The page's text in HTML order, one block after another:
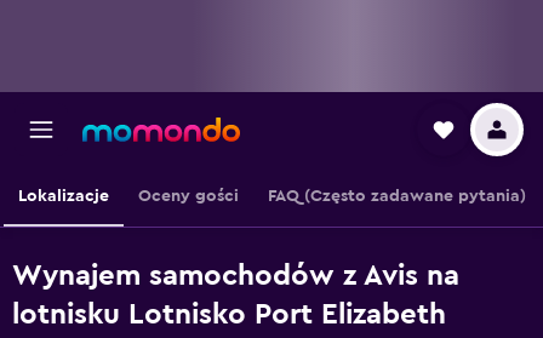
Lokalizacje Oceny gości FAQ (Często zadawane pytania)
Wynajem samochodów z Avis na
lotnisku Lotnisko Port Elizabeth